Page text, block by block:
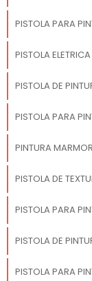
PISTOLA PARA
PISTOLA
PISTOLA DE
PISTOLA PARA
PINTURA
PISTOLA DE
PISTOLA PARA
PISTOLA DE
PISTOLA PARA